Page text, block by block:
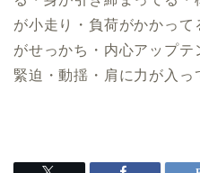
が小走り・負荷がかかっ
がせっかち・内心アップテ
緊迫・動揺・肩に力が入っ